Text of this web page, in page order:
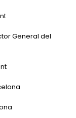
General del